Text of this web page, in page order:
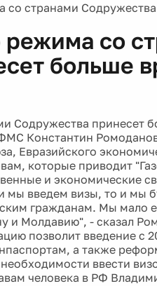
со странами
режима со
больше
Содружества принесет
Константин
Евразийского
которые приводит
и экономические
мы введем визы, то и мы
гражданам. Мы мало
и Молдавию", - сказал
позволит введение с
а также
ввести
человека в РФ